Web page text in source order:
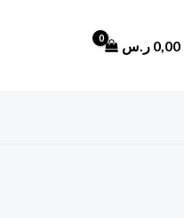
0,00 ر.س